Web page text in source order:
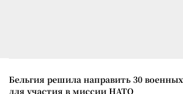
Бельгия решила направить 30
для участия в миссии НАТО